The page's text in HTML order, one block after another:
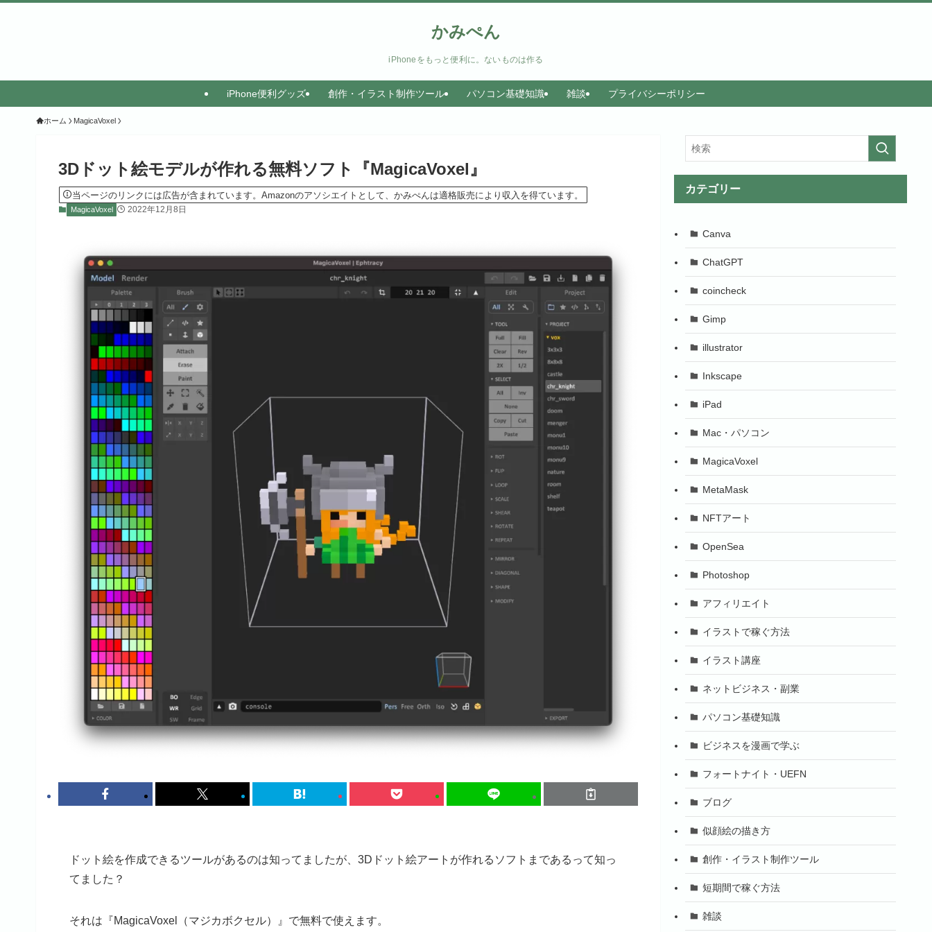
かみぺん
iPhoneをもっと便利に。ないものは作る
iPhone便利グッズ 創作・イラスト制作ツール パソコン基礎知識 雑談 プライバシーポリシー
ホーム MagicaVoxel
3Dドット絵モデルが作れる無料ソフト『MagicaVoxel』
当ページのリンクには広告が含まれています。Amazonのアソシエイトとして、かみぺんは適格販売により収入を得ています。
MagicaVoxel 2022年12月8日
ドット絵を作成できるツールがあるのは知ってましたが、3Dドット絵アートが作れるソフトまであるって知っ
てました？
それは『MagicaVoxel（マジカボクセル）』で無料で使えます。
カテゴリー
Canva
ChatGPT
coincheck
Gimp
illustrator
Inkscape
iPad
Mac・パソコン
MagicaVoxel
MetaMask
NFTアート
OpenSea
Photoshop
アフィリエイト
イラストで稼ぐ方法
イラスト講座
ネットビジネス・副業
パソコン基礎知識
ビジネスを漫画で学ぶ
フォートナイト・UEFN
ブログ
似顔絵の描き方
創作・イラスト制作ツール
短期間で稼ぐ方法
雑談